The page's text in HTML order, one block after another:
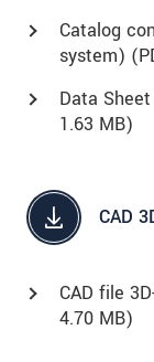
Catalog
system) (
Data
1.63 MB)
CAD
CAD file
4.70 MB)